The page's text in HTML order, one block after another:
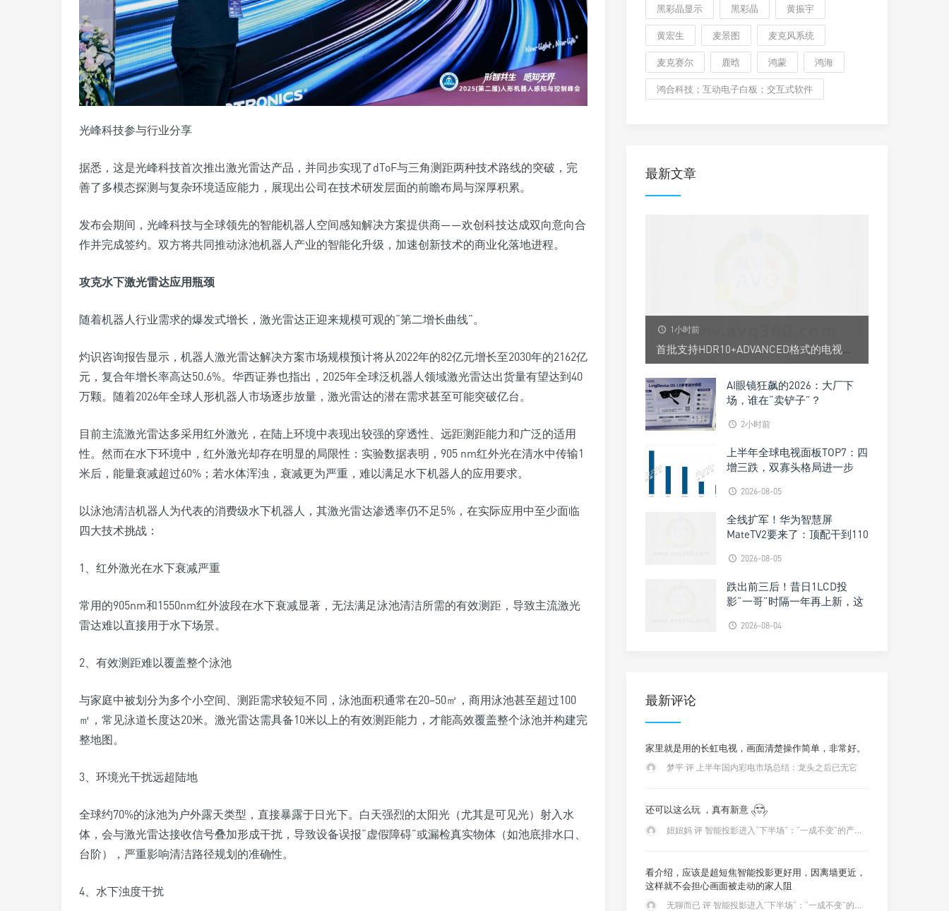
光峰科技参与行业分享
据悉，这是光峰科技首次推出激光雷达产品，并同步实现了dToF与三角测距两种技术路线的突破，完
善了多模态探测与复杂环境适应能力，展现出公司在技术研发层面的前瞻布局与深厚积累。
发布会期间，光峰科技与全球领先的智能机器人空间感知解决方案提供商——欢创科技达成双向意向合
作并完成签约。双方将共同推动泳池机器人产业的智能化升级，加速创新技术的商业化落地进程。
攻克水下激光雷达应用瓶颈
随着机器人行业需求的爆发式增长，激光雷达正迎来规模可观的“第二增长曲线”。
灼识咨询报告显示，机器人激光雷达解决方案市场规模预计将从2022年的82亿元增长至2030年的2162亿
元，复合年增长率高达50.6%。华西证券也指出，2025年全球泛机器人领域激光雷达出货量有望达到40
万颗。随着2026年全球人形机器人市场逐步放量，激光雷达的潜在需求甚至可能突破亿台。
目前主流激光雷达多采用红外激光，在陆上环境中表现出较强的穿透性、远距测距能力和广泛的适用
性。然而在水下环境中，红外激光却存在明显的局限性：实验数据表明，905 nm红外光在清水中传输1
米后，能量衰减超过60%；若水体浑浊，衰减更为严重，难以满足水下机器人的应用要求。
以泳池清洁机器人为代表的消费级水下机器人，其激光雷达渗透率仍不足5%，在实际应用中至少面临
四大技术挑战：
1、红外激光在水下衰减严重
常用的905nm和1550nm红外波段在水下衰减显著，无法满足泳池清洁所需的有效测距，导致主流激光
雷达难以直接用于水下场景。
2、有效测距难以覆盖整个泳池
与家庭中被划分为多个小空间、测距需求较短不同，泳池面积通常在20–50㎡，商用泳池甚至超过100
㎡，常见泳道长度达20米。激光雷达需具备10米以上的有效测距能力，才能高效覆盖整个泳池并构建完
整地图。
3、环境光干扰远超陆地
全球约70%的泳池为户外露天类型，直接暴露于日光下。白天强烈的太阳光（尤其是可见光）射入水
体，会与激光雷达接收信号叠加形成干扰，导致设备误报“虚假障碍”或漏检真实物体（如池底排水口、
台阶），严重影响清洁路径规划的准确性。
4、水下浊度干扰
黑彩晶显示 黑彩晶 黄振宇
黄宏生 麦景图 麦克风系统
麦克赛尔 鹿晗 鸿蒙 鸿海
鸿合科技；互动电子白板；交互式软件
最新文章
1小时前
AI眼镜狂飙的2026：大厂下
场，谁在“卖铲子”？
2小时前
上半年全球电视面板TOP7：四
增三跌，双寡头格局进一步
2026-08-05
全线扩军！华为智慧屏
MateTV2要来了：顶配干到110
2026-08-05
跌出前三后！昔日1LCD投
影“一哥”时隔一年再上新，这
2026-08-04
最新评论
家里就是用的长虹电视，画面清楚操作简单，非常好。
梦平 评 上半年国内彩电市场总结：龙头之后已无它
还可以这么玩 ，真有新意
妞妞妈 评 智能投影进入“下半场”：“一成不变”的产品还能满足用户“胃口”吗？
看介绍，应该是超短焦智能投影更好用，因离墙更近，
这样就不会担心画面被走动的家人阻
无聊而已 评 智能投影进入“下半场”：“一成不变”的产品还能满足用户“胃口”吗？